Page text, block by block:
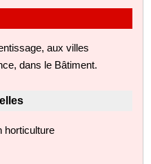
aux villes
dans le Bâtiment.
horticulture